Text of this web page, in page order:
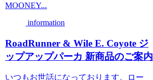
MOONEY...
information
RoadRunner & Wile E. Coyote ジ
ップアップパーカ 新商品のご案内
いつもお世話になっております。ロー